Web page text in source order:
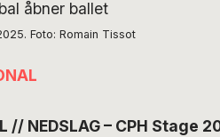
Foto: Romain Tissot
// NEDSLAG – CPH